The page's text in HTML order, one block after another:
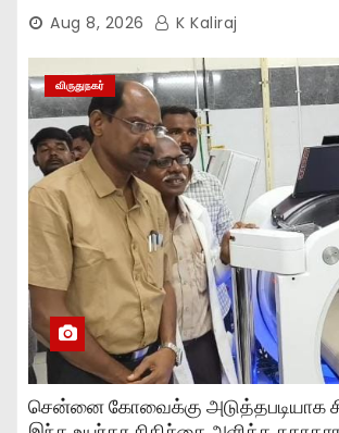
Aug 8, 2026 K Kaliraj
விருதுநகர்
சென்னை கோவைக்கு அடுத்தபடியாக